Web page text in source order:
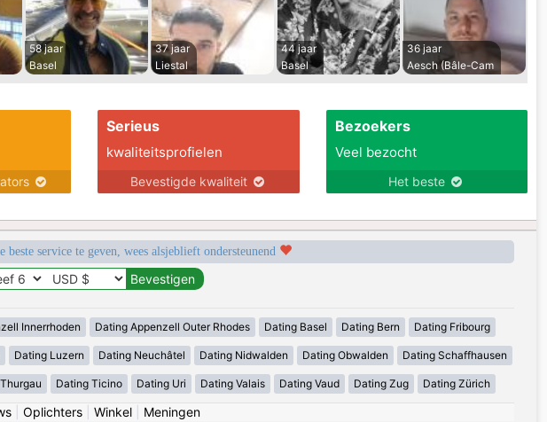
58 jaar
Basel
37 jaar
Liestal
44 jaar
Basel
36 jaar
Aesch (Bâle-Cam
Serieus
kwaliteitsprofielen
Bevestigde kwaliteit
Bezoekers
Veel bezocht
Het beste
beste service te geven, wees alsjeblieft ondersteunend
Innerrhoden Dating Appenzell Outer Rhodes Dating Basel Dating Bern Dating Fribourg
Dating Luzern Dating Neuchâtel Dating Nidwalden Dating Obwalden Dating Schaffhausen
Dating Ticino Dating Uri Dating Valais Dating Vaud Dating Zug Dating Zürich
| Oplichters| Winkel| Meningen